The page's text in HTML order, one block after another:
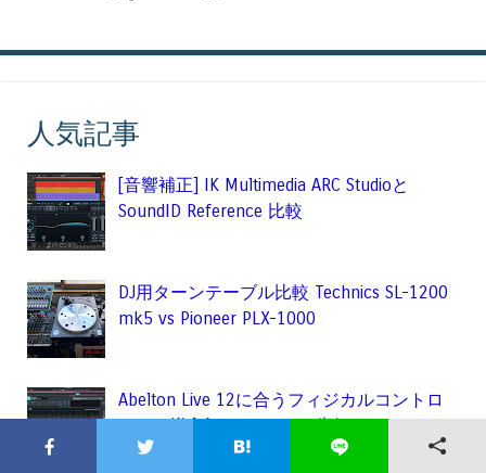
人気記事
[音響補正] IK Multimedia ARC Studioと
SoundID Reference 比較
DJ用ターンテーブル比較 Technics SL-1200
mk5 vs Pioneer PLX-1000
Abelton Live 12に合うフィジカルコントロ